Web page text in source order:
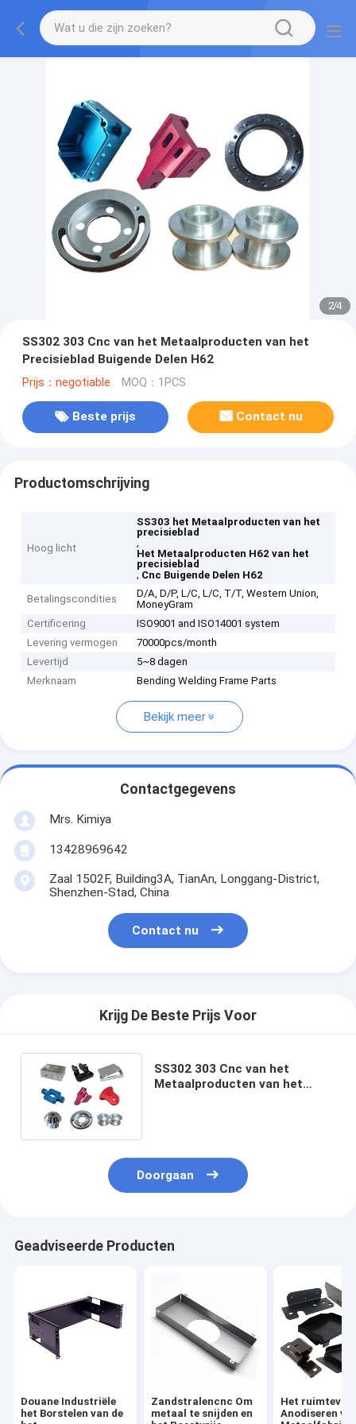
2/4
SS302 303 Cnc van het Metaalproducten van het
Precisieblad Buigende Delen H62
Prijs：negotiable MOQ：1PCS
Beste prijs Contact nu
Productomschrijving
Hoog licht
SS303 het Metaalproducten van het
precisieblad
,
Het Metaalproducten H62 van het
precisieblad
, Cnc Buigende Delen H62
Betalingscondities
D/A, D/P, L/C, L/C, T/T, Western Union,
MoneyGram
Certificering
ISO9001 and ISO14001 system
Levering vermogen
70000pcs/month
Levertijd
5~8 dagen
Merknaam
Bending Welding Frame Parts
Bekijk meer
Contactgegevens
Mrs. Kimiya
13428969642
Zaal 1502F, Building3A, TianAn, Longgang-District,
Shenzhen-Stad, China
Contact nu
Krijg De Beste Prijs Voor
SS302 303 Cnc van het
Metaalproducten van het
Doorgaan
Geadviseerde Producten
Douane Industriële
het Borstelen van de
Zandstralencnc Om
metaal te snijden en
Het
Anodiseren